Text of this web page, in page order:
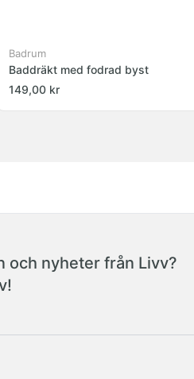
Badrum
Baddräkt med fodrad byst
149,00 kr
och nyheter från Livv?